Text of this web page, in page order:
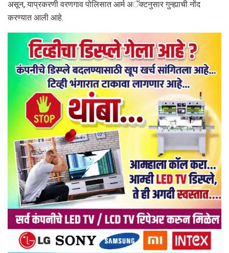
असून, याप्रकरणी वरणगाव पोलिसात आर्म अॅक्टनुसार गुन्ह्याची नोंद
करण्यात आली आहे.